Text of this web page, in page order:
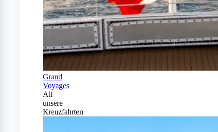
Grand
Voyages
All
unsere
Kreuzfahrten